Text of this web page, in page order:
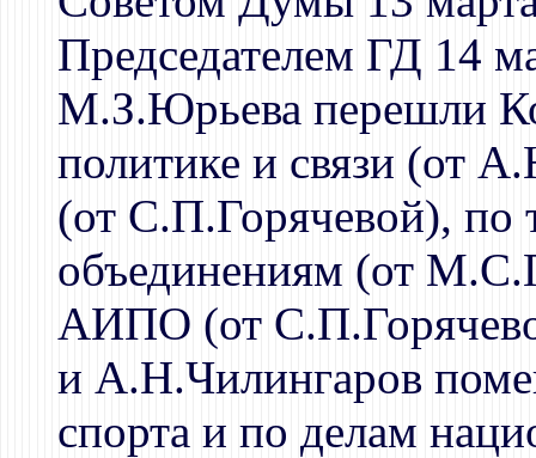
Председателем ГД 14
М.З.Юрьева перешли
политике и связи (от
(от С.П.Горячевой), по
объединениям (от
АИПО (от
и А.Н.Чилингаров
спорта и по делам